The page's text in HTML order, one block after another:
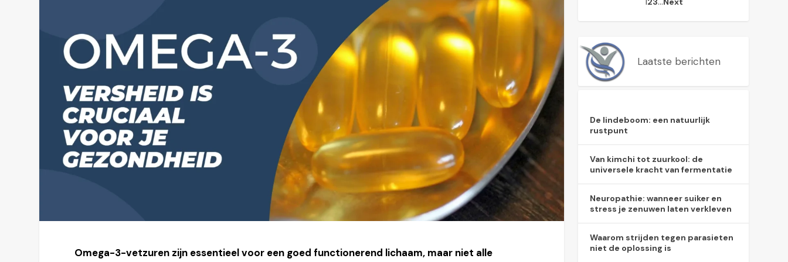
Omega-3-vetzuren zijn essentieel voor een goed functionerend lichaam, maar niet alle
Laatste berichten
De lindeboom: een natuurlijk
rustpunt
Van kimchi tot zuurkool: de
universele kracht van fermentatie
Neuropathie: wanneer suiker en
stress je zenuwen laten verkleven
Waarom strijden tegen parasieten
niet de oplossing is